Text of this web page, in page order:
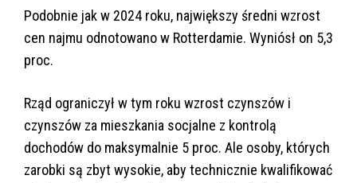
Podobnie jak w 2024 roku, największy średni wzrost
cen najmu odnotowano w Rotterdamie. Wyniósł on 5,3
proc.
Rząd ograniczył w tym roku wzrost czynszów i
czynszów za mieszkania socjalne z kontrolą
dochodów do maksymalnie 5 proc. Ale osoby, których
zarobki są zbyt wysokie, aby technicznie kwalifikować